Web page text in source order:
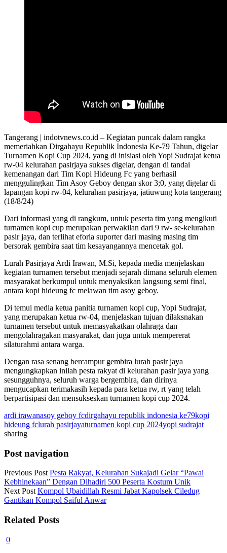
Tangerang | indotvnews.co.id – Kegiatan puncak dalam rangka
memeriahkan Dirgahayu Republik Indonesia Ke-79 Tahun, digelar
Turnamen Kopi Cup 2024, yang di inisiasi oleh Yopi Sudrajat ketua
rw-04 kelurahan pasirjaya sukses digelar, dengan di tandai
kemenangan dari Tim Kopi Hideung Fc yang berhasil
menggulingkan Tim Asoy Geboy dengan skor 3;0, yang digelar di
lapangan kopi rw-04, kelurahan pasirjaya, jatiuwung kota tangerang
(18/8/24)
Dari informasi yang di rangkum, untuk peserta tim yang mengikuti
turnamen kopi cup merupakan perwakilan dari 9 rw- se-kelurahan
pasir jaya, dan terlihat eforia suporter dari masing masing tim
bersorak gembira saat tim kesayangannya mencetak gol.
Lurah Pasirjaya Ardi Irawan, M.Si, kepada media menjelaskan
kegiatan turnamen tersebut menjadi sejarah dimana seluruh elemen
masyarakat berkumpul untuk menyaksikan langsung semi final,
antara kopi hideung fc melawan tim asoy geboy.
Di temui media ketua panitia turnamen kopi cup, Yopi Sudrajat,
yang merupakan ketua rw-04, menjelaskan tujuan dilaksnakan
turnamen tersebut untuk memasyakatkan olahraga dan
mengolahragakan masyarakat, dan juga untuk mempererat
silaturahmi antara warga.
Dengan rasa senang bercampur gembira lurah pasir jaya
mengungkapkan inilah pesta rakyat di kelurahan pasir jaya yang
sesungguhnya, seluruh warga bergembira, dan dirinya
mengucapkan terimakasih kepada para ketua rw, rt yang telah
berpartisipasi dan mensukseskan turnamen kopi cup 2024.
ardi irawanasoy geboy fcdirgahayu republik indonesia ke79kopi
hideung fclurah pasirjayaturnamen kopi cup 2024yopi sudrajat
sharing
Post navigation
Previous Post Pesta Rakyat, Kelurahan Sukajadi Gelar “Pawai
Kebhinekaan” Dengan Dihadiri 500 Peserta Kostum Unik
Next Post Kompol Ubaidillah Resmi Jabat Kapolsek Ciledug
Gantikan Kompol Saiful Anwar
Related Posts
0